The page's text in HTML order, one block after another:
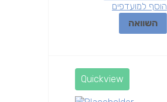
הוסף למועדפים
השוואה
Quickview